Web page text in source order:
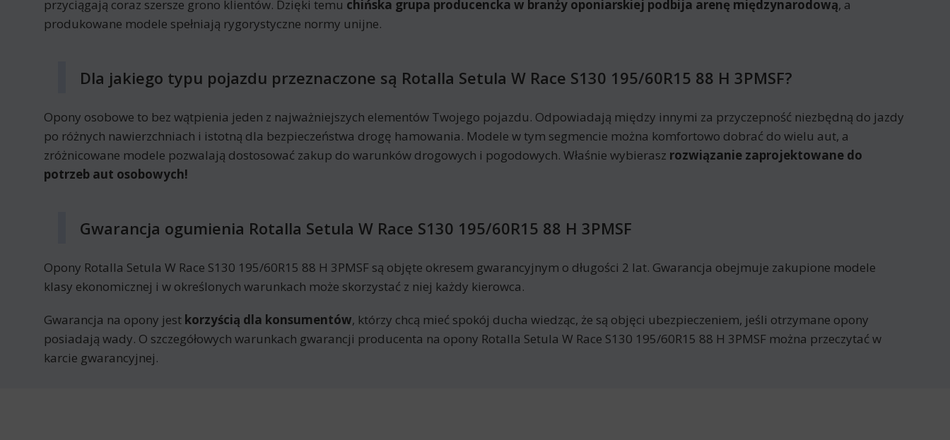
przyciągają coraz szersze grono klientów. Dzięki temu chińska grupa producencka w branży oponiarskiej podbija arenę międzynarodową, a
produkowane modele spełniają rygorystyczne normy unijne.
Dla jakiego typu pojazdu przeznaczone są Rotalla Setula W Race S130 195/60R15 88 H 3PMSF?
Opony osobowe to bez wątpienia jeden z najważniejszych elementów Twojego pojazdu. Odpowiadają między innymi za przyczepność niezbędną do jazdy
po różnych nawierzchniach i istotną dla bezpieczeństwa drogę hamowania. Modele w tym segmencie można komfortowo dobrać do wielu aut, a
zróżnicowane modele pozwalają dostosować zakup do warunków drogowych i pogodowych. Właśnie wybierasz rozwiązanie zaprojektowane do
potrzeb aut osobowych!
Gwarancja ogumienia Rotalla Setula W Race S130 195/60R15 88 H 3PMSF
Opony Rotalla Setula W Race S130 195/60R15 88 H 3PMSF są objęte okresem gwarancyjnym o długości 2 lat. Gwarancja obejmuje zakupione modele
klasy ekonomicznej i w określonych warunkach może skorzystać z niej każdy kierowca.
Gwarancja na opony jest korzyścią dla konsumentów, którzy chcą mieć spokój ducha wiedząc, że są objęci ubezpieczeniem, jeśli otrzymane opony
posiadają wady. O szczegółowych warunkach gwarancji producenta na opony Rotalla Setula W Race S130 195/60R15 88 H 3PMSF można przeczytać w
karcie gwarancyjnej.